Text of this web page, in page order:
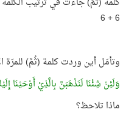
6 + 6
وتأمّل أين وردت كلمة (ثُمَّ) للمرّة
وَلَئِنْ شِئْنَا لَنَذْهَبَنَّ بِالَّذِيْ أَوْحَيْنَا
ماذا تلاحظ؟